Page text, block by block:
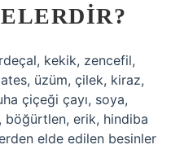
kekik, zencefil,
üzüm, çilek, kiraz,
çiçeği çayı, soya,
böğürtlen, erik, hindiba
elde edilen besinler